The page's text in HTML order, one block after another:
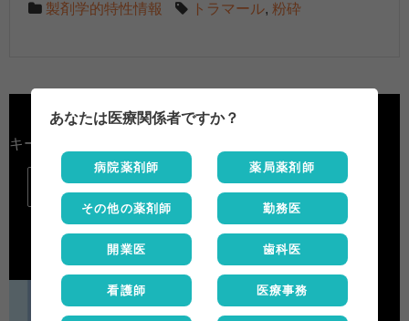
製剤学的特性情報 トラマール, 粉砕
キーワード検索

あなたは医療関係者ですか？
病院薬剤師 薬局薬剤師
その他の薬剤師 勤務医
開業医 歯科医
看護師 医療事務